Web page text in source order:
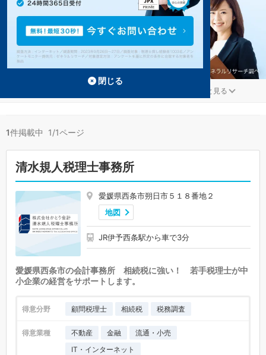
もっと見る
1件掲載中 1/1ページ
清水規人税理士事務所
愛媛県西条市朔日市５１８番地２
地図
JR伊予西条駅から車で3分
愛媛県西条市の会計事務所 相続税に強い！ 若手税理士が中
小企業の経営をサポートします。
得意分野 顧問税理士 相続税 税務調査
得意業種 不動産 金融
流通・小売
IT・インターネット
閉じる